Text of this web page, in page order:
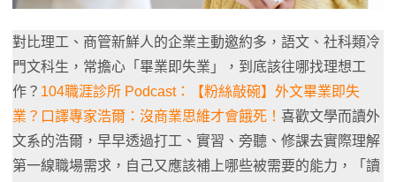
對比理工、商管新鮮人的企業主動邀約多，語文、社科類冷
門文科生，常擔心「畢業即失業」，到底該往哪找理想工
作？ 104職涯診所 Podcast：【粉絲敲碗】外文畢業即失
業？口譯專家浩爾：沒商業思維才會餓死！ 喜歡文學而讀外
文系的浩爾，早早透過打工、實習、旁聽、修課去實際理解
第一線職場需求，自己又應該補上哪些被需要的能力，「讀